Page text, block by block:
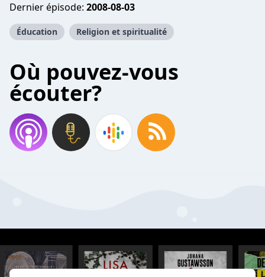
Dernier épisode: 2008-08-03
Éducation Religion et spiritualité
Où pouvez-vous
écouter?